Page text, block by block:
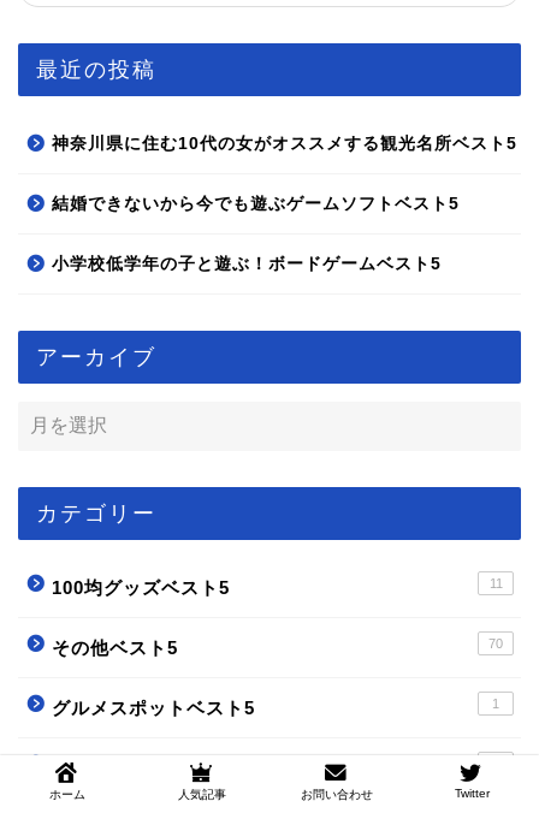
最近の投稿
神奈川県に住む10代の女がオススメする観光名所ベスト5
結婚できないから今でも遊ぶゲームソフトベスト5
小学校低学年の子と遊ぶ！ボードゲームベスト5
アーカイブ
カテゴリー
100均グッズベスト5 11
その他ベスト5 70
グルメスポットベスト5 1
ゲームベスト5
ホーム 人気記事 お問い合わせ Twitter